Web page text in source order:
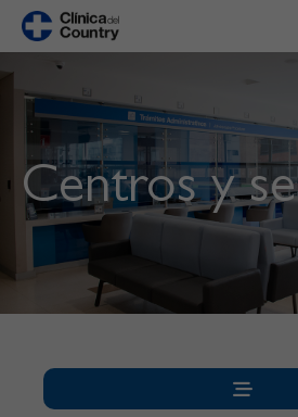
Centros y